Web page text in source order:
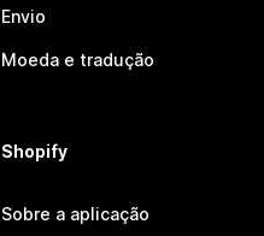
Envio
Moeda e tradução
Shopify
Sobre a aplicação